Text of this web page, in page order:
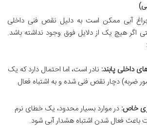
چراغ آبی ممکن است به دلیل نقص فنی داخلی
اگر هیچ یک از دلایل فوق وجود نداشته باشد.
داخلی پابند: نادر است، اما احتمال دارد که یک
ضربه) دچار نقص فنی شده و به اشتباه فعال
خاص: در موارد بسیار محدود، یک خطای نرم
باعث فعال شدن اشتباه هشدار آبی شود.